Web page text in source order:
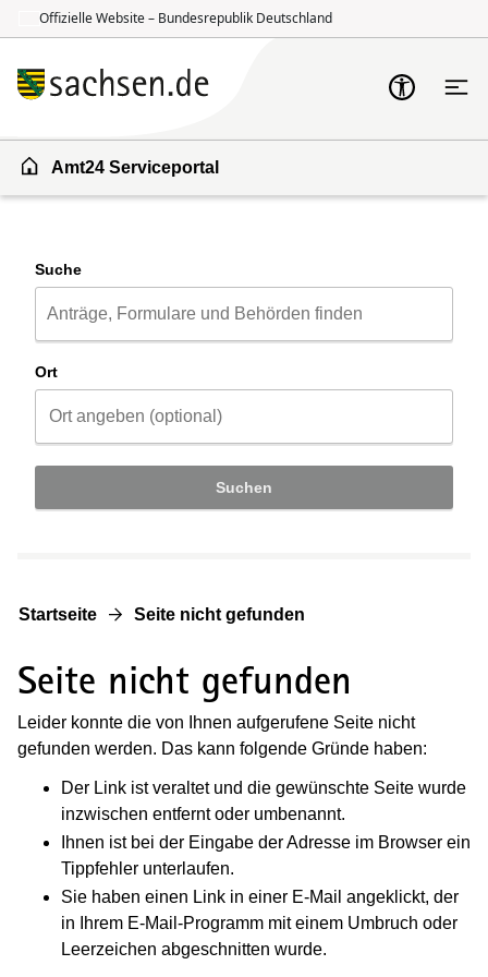
Offizielle Website – Bundesrepublik Deutschland
Amt24 Serviceportal
Suche
Ort
Suchen
Startseite Seite nicht gefunden
Seite nicht gefunden
Leider konnte die von Ihnen aufgerufene Seite nicht
gefunden werden. Das kann folgende Gründe haben:
Der Link ist veraltet und die gewünschte Seite wurde
inzwischen entfernt oder umbenannt.
Ihnen ist bei der Eingabe der Adresse im Browser ein
Tippfehler unterlaufen.
Sie haben einen Link in einer E-Mail angeklickt, der
in Ihrem E-Mail-Programm mit einem Umbruch oder
Leerzeichen abgeschnitten wurde.